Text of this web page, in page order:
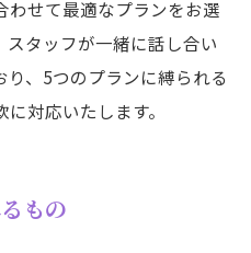
わせて最適なプランをお選
タッフが一緒に話し合い
、5つのプランに縛られる
対応いたします。
もの